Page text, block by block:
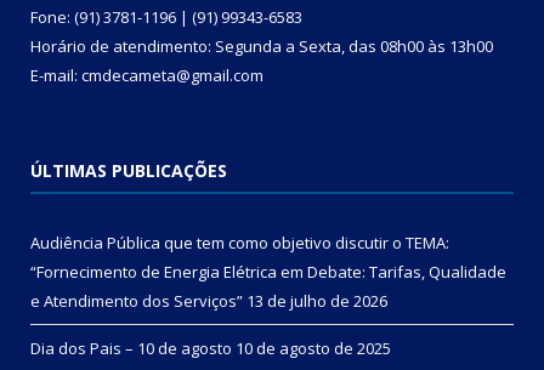
Fone: (91) 3781-1196 | (91) 99343-6583
Horário de atendimento: Segunda a Sexta, das 08h00 às 13h00
E-mail: cmdecameta@gmail.com
ÚLTIMAS PUBLICAÇÕES
Audiência Pública que tem como objetivo discutir o TEMA:
“Fornecimento de Energia Elétrica em Debate: Tarifas, Qualidade
e Atendimento dos Serviços” 13 de julho de 2026
Dia dos Pais – 10 de agosto 10 de agosto de 2025